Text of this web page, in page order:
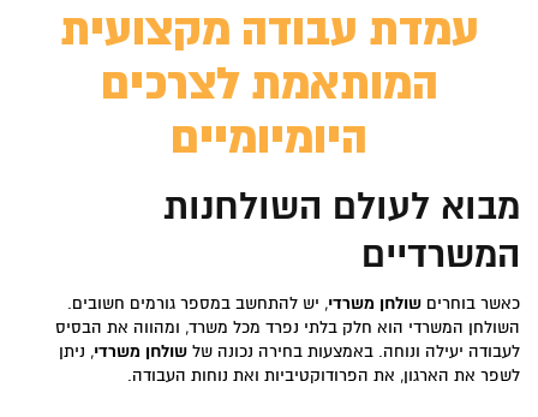
עמדת עבודה מקצועית
המותאמת לצרכים
היומיומיים
מבוא לעולם השולחנות
המשרדיים
כאשר בוחרים שולחן משרדי, יש להתחשב במספר גורמים חשובים.
השולחן המשרדי הוא חלק בלתי נפרד מכל משרד, ומהווה את הבסיס
לעבודה יעילה ונוחה. באמצעות בחירה נכונה של שולחן משרדי, ניתן
לשפר את הארגון, את הפרודוקטיביות ואת נוחות העבודה.